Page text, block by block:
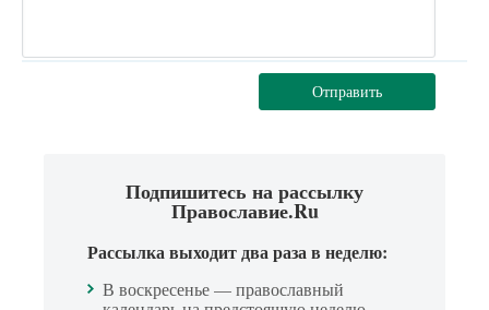
Отправить
Подпишитесь на рассылку
Православие.Ru
Рассылка выходит два раза в неделю:
В воскресенье — православный